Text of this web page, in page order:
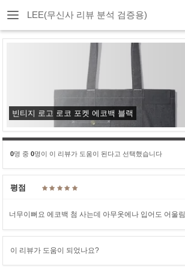
LEE(무신사 리뷰 분석 검증용)
빈티지 로고 로코 포켓 에코백 블랙
0명 중 0명이 이 리뷰가 도움이 된다고 선택했습니다
평점
너무이뻐요 에코백 첨 사는데 아무옷에나 입어도 어울림
이 리뷰가 도움이 되었나요?